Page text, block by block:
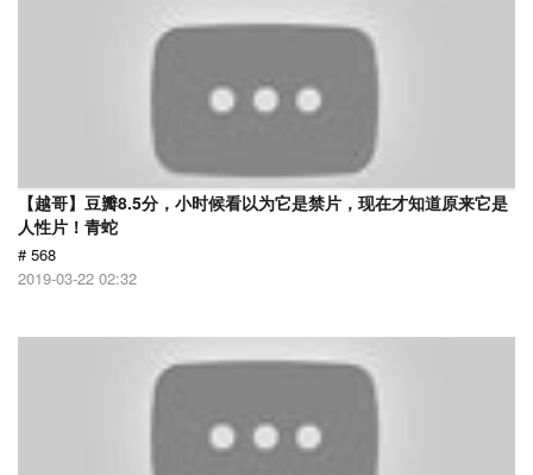
【越哥】豆瓣8.5分，小时候看以为它是禁片，现在才知道原来它是
人性片！青蛇
# 568
2019-03-22 02:32